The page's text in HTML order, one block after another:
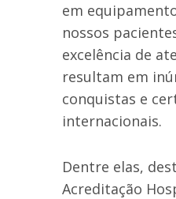
em
nossos
excelência de
resultam em
conquistas e
internacionais.
Dentre elas,
Acreditação